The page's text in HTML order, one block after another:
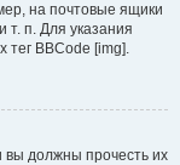
на почтовые ящики
п. Для указания
тег BBCode [img].
должны прочесть их